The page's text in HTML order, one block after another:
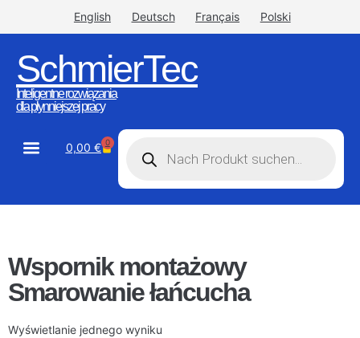
English Deutsch Français Polski
SchmierTec
Inteligentne rozwiązania
dla płynniejszej pracy
0,00 € 0
Wspornik montażowy
Smarowanie łańcucha
Wyświetlanie jednego wyniku